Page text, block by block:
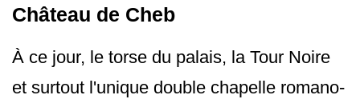
Château de Cheb
À ce jour, le torse du palais, la Tour Noire
et surtout l'unique double chapelle romano-